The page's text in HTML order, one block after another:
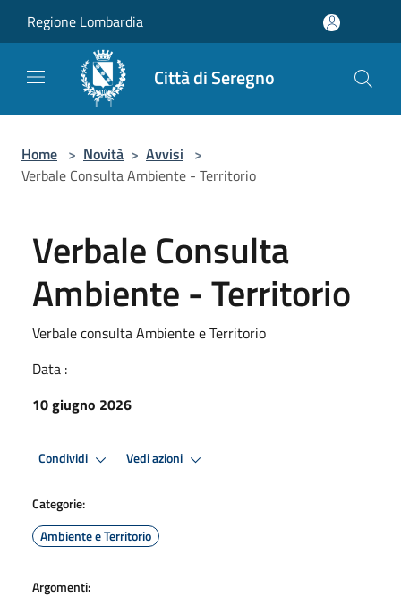
Regione Lombardia
Città di Seregno
Home > Novità > Avvisi >
Verbale Consulta Ambiente - Territorio
Verbale Consulta
Ambiente - Territorio
Verbale consulta Ambiente e Territorio
Data :
10 giugno 2026
Condividi Vedi azioni
Categorie:
Ambiente e Territorio
Argomenti: